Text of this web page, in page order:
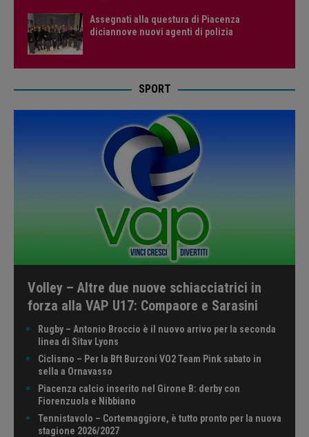
Assegnati alla questura di Piacenza
diciannove nuovi agenti di polizia
SPORT
Volley – Altre due nuove schiacciatrici in
forza alla VAP U17: Compaore e Sarasini
Rugby – Antonio Broccio è il nuovo arrivo per la seconda
linea di Sitav Lyons
Ciclismo – Per la Bft Burzoni VO2 Team Pink sabato in
sella a Ornavasso
Piacenza calcio inserito nel Girone B: derby con
Fiorenzuola e Nibbiano
Tennistavolo – Cortemaggiore, è tutto pronto per la nuova
stagione 2026/2027